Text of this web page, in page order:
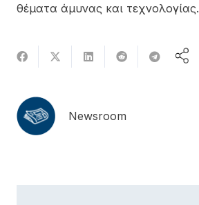
θέματα άμυνας και τεχνολογίας.
Newsroom